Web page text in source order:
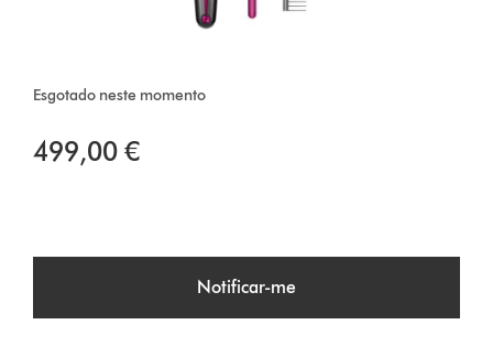
Esgotado neste momento
499,00 €
Notificar-me